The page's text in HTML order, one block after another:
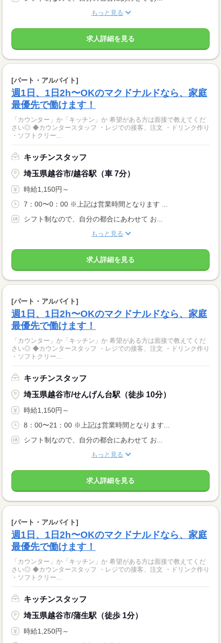
もっと見る
求人詳細を見る
[パート・アルバイト]
週1日、1日2h〜OKのマクドナルドなら、家庭
最優先で働けます！
「カウンター」か「キッチン」か 希望がある方は面接で教えてくだ
さい◎ ◆カウンタースタッフ ・レジでの接客、注文 ・ドリンク作り
・ソフトクリー...
キッチンスタッフ
埼玉県越谷市/越谷駅（車 7分）
時給1,150円～
7：00〜0：00 ※上記は営業時間となります ...
シフト制なので、自分の都合にあわせて お...
もっと見る
求人詳細を見る
[パート・アルバイト]
週1日、1日2h〜OKのマクドナルドなら、家庭
最優先で働けます！
「カウンター」か「キッチン」か 希望がある方は面接で教えてくだ
さい◎ ◆カウンタースタッフ ・レジでの接客、注文 ・ドリンク作り
・ソフトクリー...
キッチンスタッフ
埼玉県越谷市/せんげん台駅（徒歩 10分）
時給1,150円～
8：00〜21：00 ※上記は営業時間となります...
シフト制なので、自分の都合にあわせて お...
もっと見る
求人詳細を見る
[パート・アルバイト]
週1日、1日2h〜OKのマクドナルドなら、家庭
最優先で働けます！
「カウンター」か「キッチン」か 希望がある方は面接で教えてくだ
さい◎ ◆カウンタースタッフ ・レジでの接客、注文 ・ドリンク作り
・ソフトクリー...
キッチンスタッフ
埼玉県越谷市/蒲生駅（徒歩 1分）
時給1,250円～